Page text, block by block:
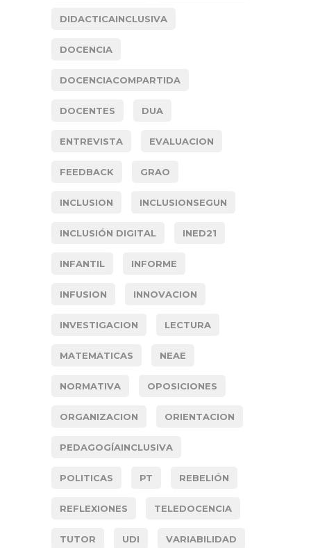
DIDACTICAINCLUSIVA
DOCENCIA
DOCENCIACOMPARTIDA
DOCENTES DUA
ENTREVISTA EVALUACION
FEEDBACK GRAO
INCLUSION INCLUSIONSEGUN
INCLUSIÓN DIGITAL INED21
INFANTIL INFORME
INFUSION INNOVACION
INVESTIGACION LECTURA
MATEMATICAS NEAE
NORMATIVA OPOSICIONES
ORGANIZACION ORIENTACION
PEDAGOGÍAINCLUSIVA
POLITICAS PT REBELIÓN
REFLEXIONES TELEDOCENCIA
TUTOR UDI VARIABILIDAD